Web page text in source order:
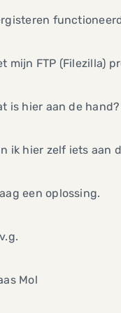
mijn FTP (Filezilla)
is hier aan de hand?
ik hier zelf iets aan
een oplossing.
Mol